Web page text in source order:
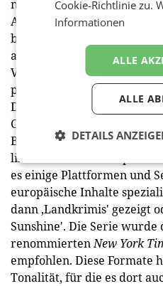
natürlich – einfach auch
Ausstattung nicht auf dem
beispielsweise bei US-
auch skandinavische Filme
Verbreitung auch schon
produziert wird. Aber da
Dinge punkten, wie durch
Geschichte, durch
Beschreibung der Region
lizenzieren zum Beispiel
es einige Plattformen und
europäische Inhalte
dann ‚Landkrimis' gezeigt
Sunshine'. Die Serie wurde
renommiertenNew York
empfohlen. Diese Formate
Tonalität, für die es dort
Cookie-Richtlinie zu.
Informationen
ALLE
ALLE
DETAILS